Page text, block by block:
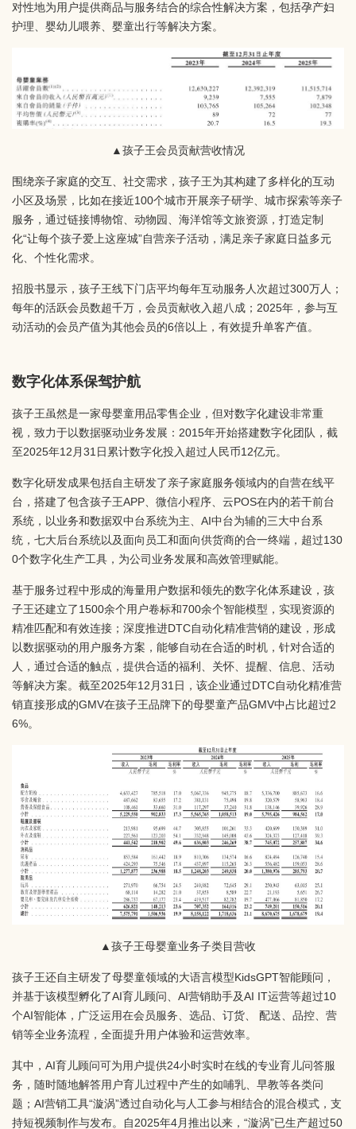
对性地为用户提供商品与服务结合的综合性解决方案，包括孕产妇
护理、婴幼儿喂养、婴童出行等解决方案。
▲孩子王会员贡献营收情况
围绕亲子家庭的交互、社交需求，孩子王为其构建了多样化的互动
小区及场景，比如在接近100个城市开展亲子研学、城市探索等亲子
服务，通过链接博物馆、动物园、海洋馆等文旅资源，打造定制
化“让每个孩子爱上这座城”自营亲子活动，满足亲子家庭日益多元
化、个性化需求。
招股书显示，孩子王线下门店平均每年互动服务人次超过300万人；
每年的活跃会员数超千万，会员贡献收入超八成；2025年，参与互
动活动的会员产值为其他会员的6倍以上，有效提升单客产值。
数字化体系保驾护航
孩子王虽然是一家母婴童用品零售企业，但对数字化建设非常重
视，致力于以数据驱动业务发展：2015年开始搭建数字化团队，截
至2025年12月31日累计数字化投入超过人民币12亿元。
数字化研发成果包括自主研发了亲子家庭服务领域内的自营在线平
台，搭建了包含孩子王APP、微信小程序、云POS在内的若干前台
系统，以业务和数据双中台系统为主、AI中台为辅的三大中台系
统，七大后台系统以及面向员工和面向供货商的合一终端，超过130
0个数字化生产工具，为公司业务发展和高效管理赋能。
基于服务过程中形成的海量用户数据和领先的数字化体系建设，孩
子王还建立了1500余个用户卷标和700余个智能模型，实现资源的
精准匹配和有效连接；深度推进DTC自动化精准营销的建设，形成
以数据驱动的用户服务方案，能够自动在合适的时机，针对合适的
人，通过合适的触点，提供合适的福利、关怀、提醒、信息、活动
等解决方案。截至2025年12月31日，该企业通过DTC自动化精准营
销直接形成的GMV在孩子王品牌下的母婴童产品GMV中占比超过2
6%。
▲孩子王母婴童业务子类目营收
孩子王还自主研发了母婴童领域的大语言模型KidsGPT智能顾问，
并基于该模型孵化了AI育儿顾问、AI营销助手及AI IT运营等超过10
个AI智能体，广泛运用在会员服务、选品、订货、 配送、品控、营
销等全业务流程，全面提升用户体验和运营效率。
其中，AI育儿顾问可为用户提供24小时实时在线的专业育儿问答服
务，随时随地解答用户育儿过程中产生的如哺乳、早教等各类问
题；AI营销工具“漩涡”透过自动化与人工参与相结合的混合模式，支
持短视频制作与发布。自2025年4月推出以来，“漩涡”已生产超过50